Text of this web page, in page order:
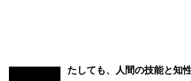
たしても、人間の技能と知